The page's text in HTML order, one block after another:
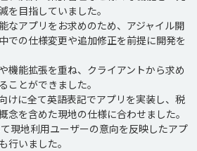
を目指していました。
なアプリをお求めのため、アジャイル開
での仕様変更や追加修正を前提に開発を
機能拡張を重ね、クライアントから求め
ことができました。
けに全て英語表記でアプリを実装し、税
念を含めた現地の仕様に合わせました。
現地利用ユーザーの意向を反映したアプ
行いました。